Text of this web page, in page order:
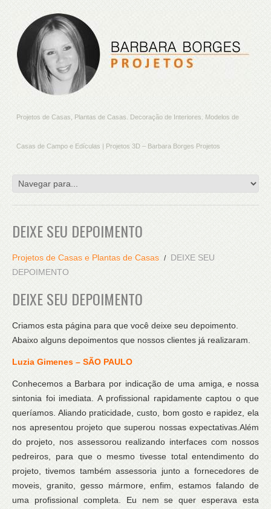
Projetos de Casas, Plantas de Casas. Decoração de Interiores. Modelos de
Casas de Campo e Edículas | Projetos 3D – Barbara Borges Projetos
DEIXE SEU DEPOIMENTO
Projetos de Casas e Plantas de Casas
DEIXE SEU
DEPOIMENTO
DEIXE SEU DEPOIMENTO
Criamos esta página para que você deixe seu depoimento.
Abaixo alguns depoimentos que nossos clientes já realizaram.
Luzia Gimenes – SÃO PAULO
Conhecemos a Barbara por indicação de uma amiga, e nossa
sintonia foi imediata. A profissional rapidamente captou o que
queríamos. Aliando praticidade, custo, bom gosto e rapidez, ela
nos apresentou projeto que superou nossas expectativas.Além
do projeto, nos assessorou realizando interfaces com nossos
pedreiros, para que o mesmo tivesse total entendimento do
projeto, tivemos também assessoria junto a fornecedores de
moveis, granito, gesso mármore, enfim, estamos falando de
uma profissional completa. Eu nem se quer esperava esta